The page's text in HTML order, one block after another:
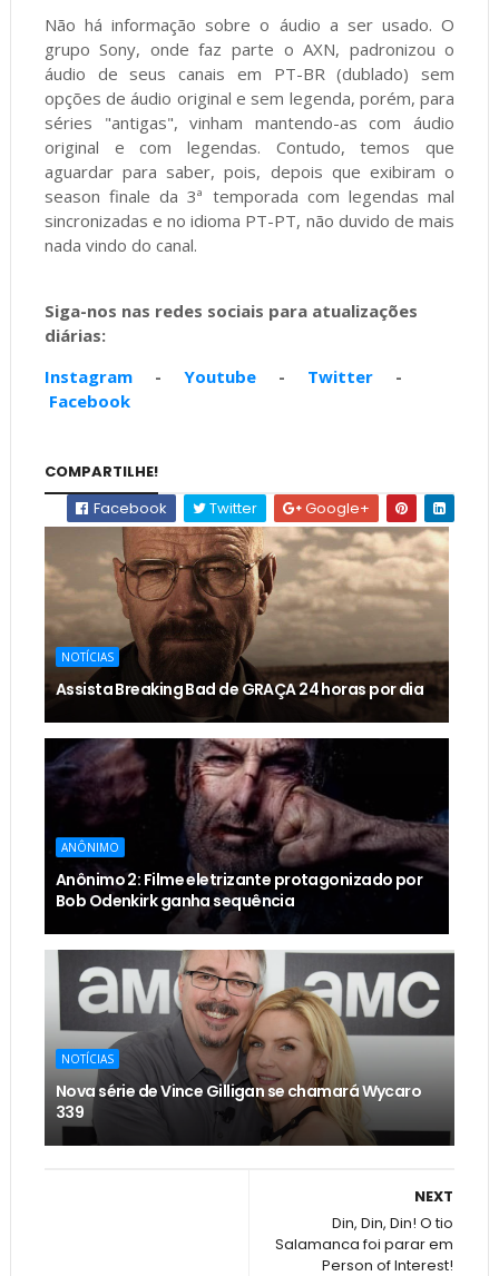
Não há informação sobre o áudio a ser usado. O
grupo Sony, onde faz parte o AXN, padronizou o
áudio de seus canais em PT-BR (dublado) sem
opções de áudio original e sem legenda, porém, para
séries "antigas", vinham mantendo-as com áudio
original e com legendas. Contudo, temos que
aguardar para saber, pois, depois que exibiram o
season finale da 3ª temporada com legendas mal
sincronizadas e no idioma PT-PT, não duvido de mais
nada vindo do canal.
Siga-nos nas redes sociais para atualizações
diárias:
Instagram
- Youtube - Twitter-
Facebook
COMPARTILHE!
Facebook
Twitter Google+
NOTÍCIAS
Assista Breaking Bad de GRAÇA 24 horas por dia
ANÔNIMO
Anônimo 2: Filme eletrizante protagonizado por
Bob Odenkirk ganha sequência
NOTÍCIAS
Nova série de Vince Gilligan se chamará Wycaro
339
NEXT
Din, Din, Din! O tio
Salamanca foi parar em
Person of Interest!